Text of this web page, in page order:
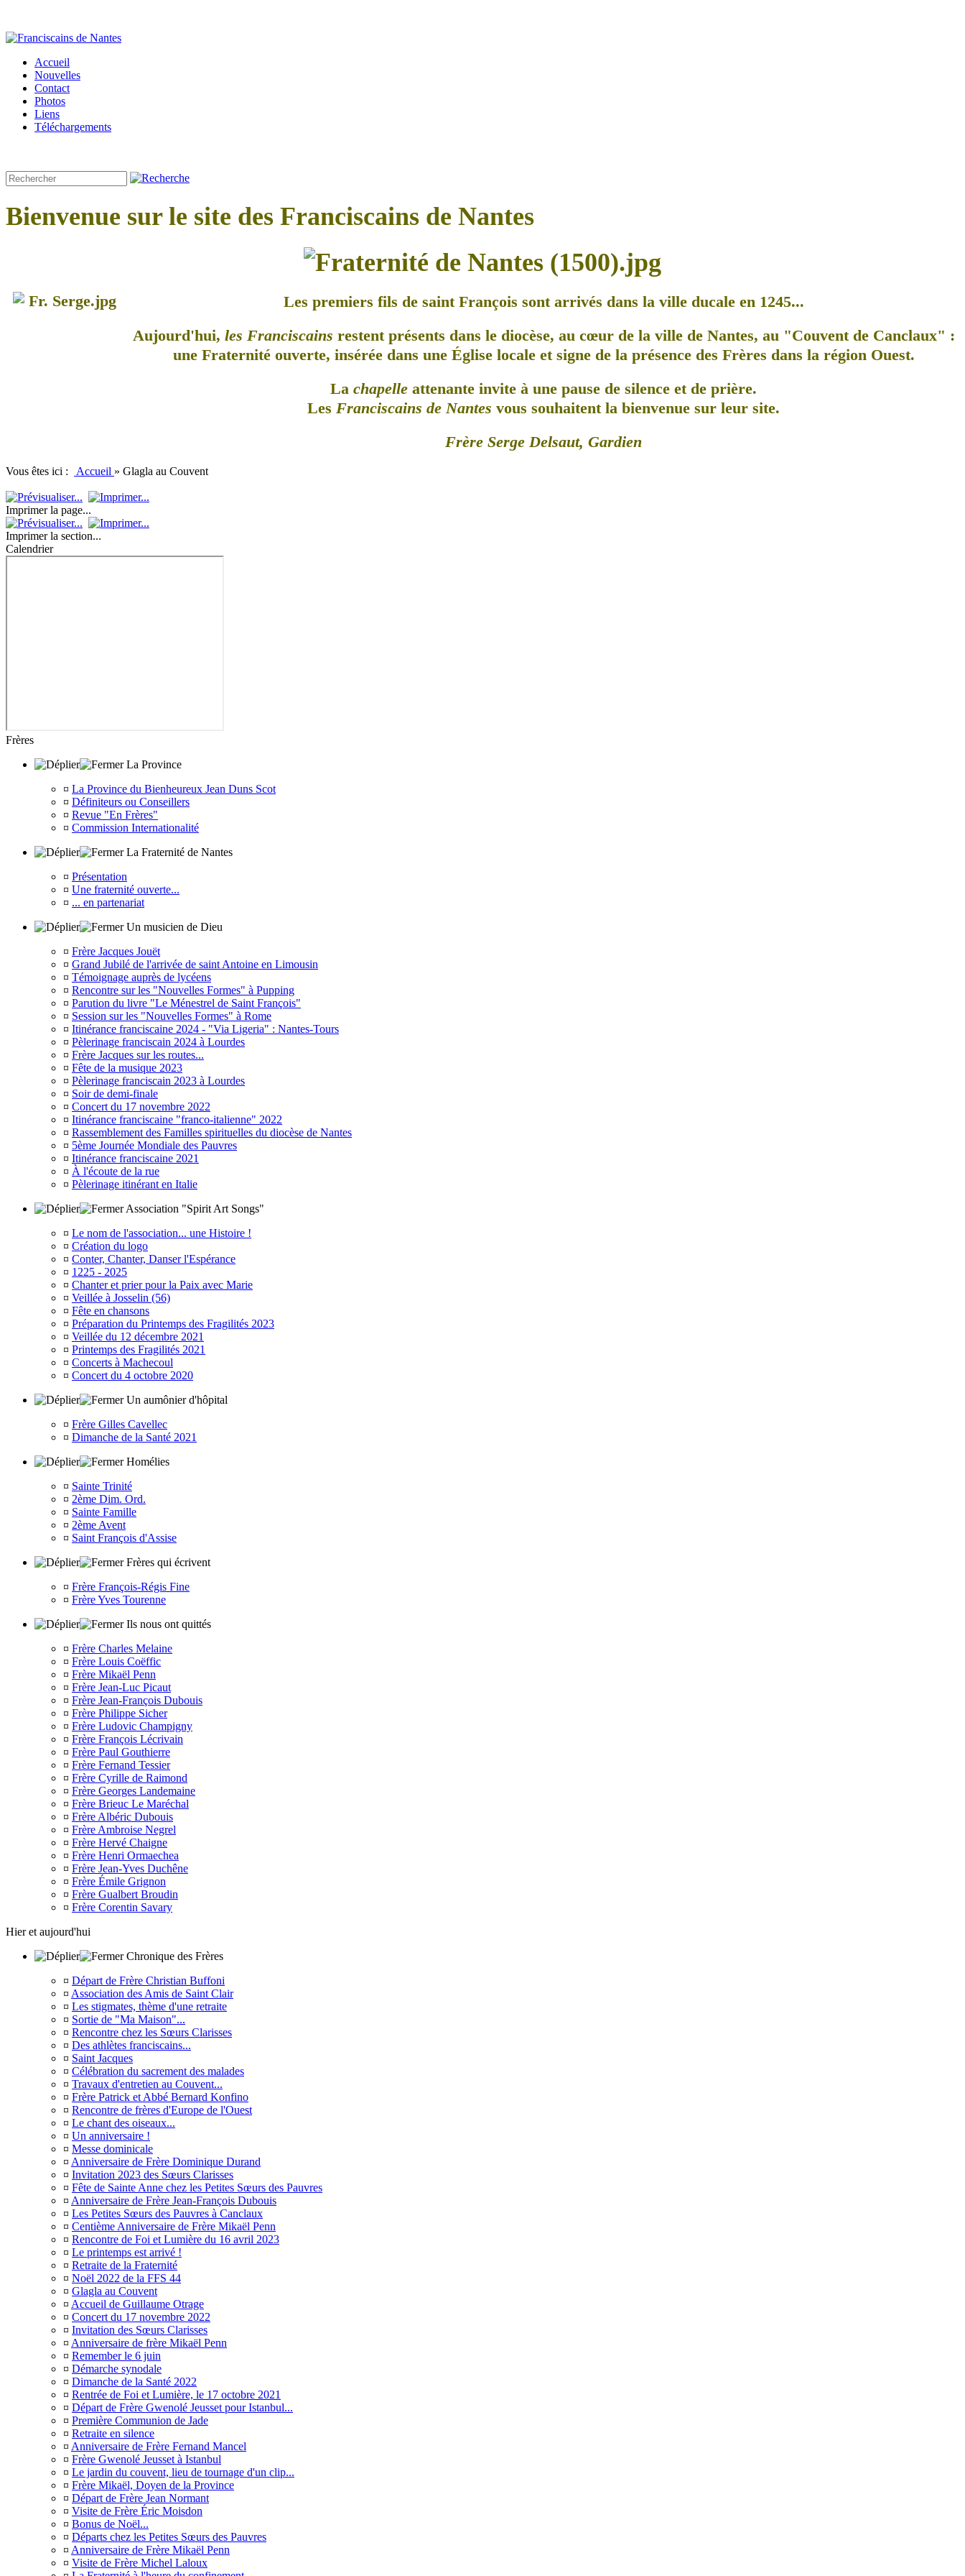
Accueil
Nouvelles
Contact
Photos
Liens
Téléchargements
Bienvenue sur le site des Franciscains de Nantes
Les premiers fils de saint François sont arrivés dans la ville ducale en 1245...
Aujourd'hui, les Franciscains restent présents dans le diocèse, au cœur de la ville de Nantes, au "Couvent de Canclaux" :
une Fraternité ouverte, insérée dans une Église locale et signe de la présence des Frères dans la région Ouest.
La chapelle attenante invite à une pause de silence et de prière.
Les Franciscains de Nantes vous souhaitent la bienvenue sur leur site.
Frère Serge Delsaut, Gardien
Vous êtes ici : Accueil » Glagla au Couvent
Imprimer la page...
Imprimer la section...
Calendrier
Frères
La Province
¤ La Province du Bienheureux Jean Duns Scot
¤ Définiteurs ou Conseillers
¤ Revue "En Frères"
¤ Commission Internationalité
La Fraternité de Nantes
¤ Présentation
¤ Une fraternité ouverte...
¤ ... en partenariat
Un musicien de Dieu
¤ Frère Jacques Jouët
¤ Grand Jubilé de l'arrivée de saint Antoine en Limousin
¤ Témoignage auprès de lycéens
¤ Rencontre sur les "Nouvelles Formes" à Pupping
¤ Parution du livre "Le Ménestrel de Saint François"
¤ Session sur les "Nouvelles Formes" à Rome
¤ Itinérance franciscaine 2024 - "Via Ligeria" : Nantes-Tours
¤ Pèlerinage franciscain 2024 à Lourdes
¤ Frère Jacques sur les routes...
¤ Fête de la musique 2023
¤ Pèlerinage franciscain 2023 à Lourdes
¤ Soir de demi-finale
¤ Concert du 17 novembre 2022
¤ Itinérance franciscaine "franco-italienne" 2022
¤ Rassemblement des Familles spirituelles du diocèse de Nantes
¤ 5ème Journée Mondiale des Pauvres
¤ Itinérance franciscaine 2021
¤ À l'écoute de la rue
¤ Pèlerinage itinérant en Italie
Association "Spirit Art Songs"
¤ Le nom de l'association... une Histoire !
¤ Création du logo
¤ Conter, Chanter, Danser l'Espérance
¤ 1225 - 2025
¤ Chanter et prier pour la Paix avec Marie
¤ Veillée à Josselin (56)
¤ Fête en chansons
¤ Préparation du Printemps des Fragilités 2023
¤ Veillée du 12 décembre 2021
¤ Printemps des Fragilités 2021
¤ Concerts à Machecoul
¤ Concert du 4 octobre 2020
Un aumônier d'hôpital
¤ Frère Gilles Cavellec
¤ Dimanche de la Santé 2021
Homélies
¤ Sainte Trinité
¤ 2ème Dim. Ord.
¤ Sainte Famille
¤ 2ème Avent
¤ Saint François d'Assise
Frères qui écrivent
¤ Frère François-Régis Fine
¤ Frère Yves Tourenne
Ils nous ont quittés
¤ Frère Charles Melaine
¤ Frère Louis Coëffic
¤ Frère Mikaël Penn
¤ Frère Jean-Luc Picaut
¤ Frère Jean-François Dubouis
¤ Frère Philippe Sicher
¤ Frère Ludovic Champigny
¤ Frère François Lécrivain
¤ Frère Paul Gouthierre
¤ Frère Fernand Tessier
¤ Frère Cyrille de Raimond
¤ Frère Georges Landemaine
¤ Frère Brieuc Le Maréchal
¤ Frère Albéric Dubouis
¤ Frère Ambroise Negrel
¤ Frère Hervé Chaigne
¤ Frère Henri Ormaechea
¤ Frère Jean-Yves Duchêne
¤ Frère Émile Grignon
¤ Frère Gualbert Broudin
¤ Frère Corentin Savary
Hier et aujourd'hui
Chronique des Frères
¤ Départ de Frère Christian Buffoni
¤ Association des Amis de Saint Clair
¤ Les stigmates, thème d'une retraite
¤ Sortie de "Ma Maison"...
¤ Rencontre chez les Sœurs Clarisses
¤ Des athlètes franciscains...
¤ Saint Jacques
¤ Célébration du sacrement des malades
¤ Travaux d'entretien au Couvent...
¤ Frère Patrick et Abbé Bernard Konfino
¤ Rencontre de frères d'Europe de l'Ouest
¤ Le chant des oiseaux...
¤ Un anniversaire !
¤ Messe dominicale
¤ Anniversaire de Frère Dominique Durand
¤ Invitation 2023 des Sœurs Clarisses
¤ Fête de Sainte Anne chez les Petites Sœurs des Pauvres
¤ Anniversaire de Frère Jean-François Dubouis
¤ Les Petites Sœurs des Pauvres à Canclaux
¤ Centième Anniversaire de Frère Mikaël Penn
¤ Rencontre de Foi et Lumière du 16 avril 2023
¤ Le printemps est arrivé !
¤ Retraite de la Fraternité
¤ Noël 2022 de la FFS 44
¤ Glagla au Couvent
¤ Accueil de Guillaume Otrage
¤ Concert du 17 novembre 2022
¤ Invitation des Sœurs Clarisses
¤ Anniversaire de frère Mikaël Penn
¤ Remember le 6 juin
¤ Démarche synodale
¤ Dimanche de la Santé 2022
¤ Rentrée de Foi et Lumière, le 17 octobre 2021
¤ Départ de Frère Gwenolé Jeusset pour Istanbul...
¤ Première Communion de Jade
¤ Retraite en silence
¤ Anniversaire de Frère Fernand Mancel
¤ Frère Gwenolé Jeusset à Istanbul
¤ Le jardin du couvent, lieu de tournage d'un clip...
¤ Frère Mikaël, Doyen de la Province
¤ Départ de Frère Jean Normant
¤ Visite de Frère Éric Moisdon
¤ Bonus de Noël...
¤ Départs chez les Petites Sœurs des Pauvres
¤ Anniversaire de Frère Mikaël Penn
¤ Visite de Frère Michel Laloux